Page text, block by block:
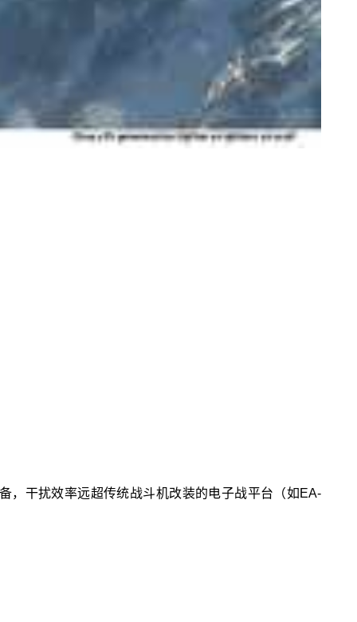
，干扰效率远超传统战斗机改装的电子战平台（如EA-